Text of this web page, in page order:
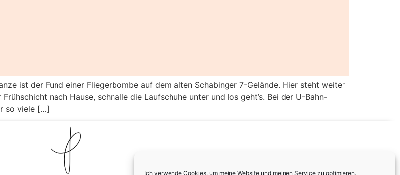
Ich verwende Cookies, um meine Website und meinen Service zu optimieren.
ist der Fund einer Fliegerbombe auf dem alten Schabinger 7-Gelände. Hier steht weiter
nach Hause, schnalle die Laufschuhe unter und los geht’s. Bei der U-Bahn-
so viele […]